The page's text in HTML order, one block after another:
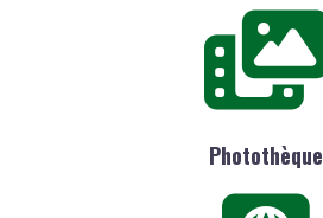
Photothèque